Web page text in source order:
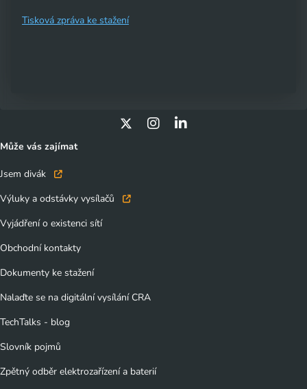
Tisková zpráva ke stažení
Může vás zajímat
Jsem divák
Výluky a odstávky vysílačů
Vyjádření o existenci sítí
Obchodní kontakty
Dokumenty ke stažení
Nalaďte se na digitální vysílání CRA
TechTalks - blog
Slovník pojmů
Zpětný odběr elektrozařízení a baterií